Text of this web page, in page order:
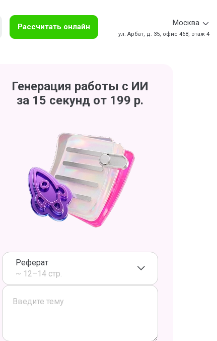
Рассчитать онлайн Москва
ул. Арбат, д. 35, офис 468, этаж 4
Генерация работы с ИИ
за 15 секунд от 199 р.
Реферат
~ 12–14 стр.